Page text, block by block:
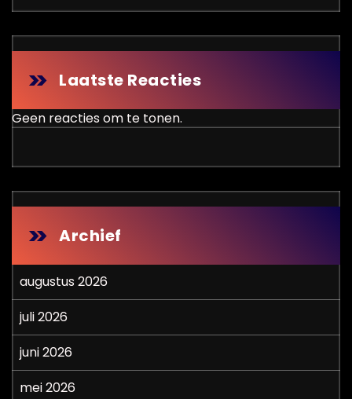
Laatste Reacties
Geen reacties om te tonen.
Archief
augustus 2026
juli 2026
juni 2026
mei 2026